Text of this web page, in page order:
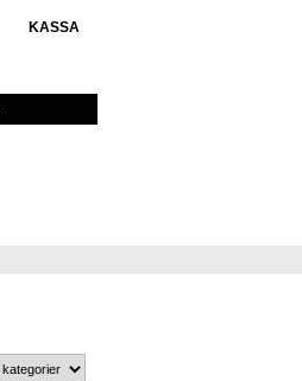
KASSA